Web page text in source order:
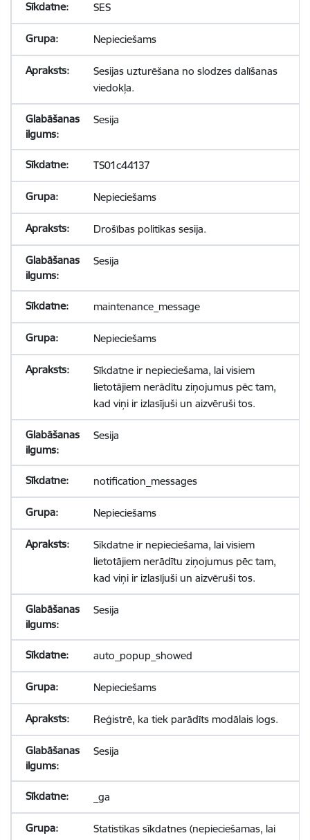
SES
Nepieciešams
Sesijas uzturēšana no slodzes dalīšanas
viedokļa.
Sesija
TS01c44137
Nepieciešams
Drošības politikas sesija.
Sesija
maintenance_message
Nepieciešams
Sīkdatne ir nepieciešama, lai visiem
lietotājiem nerādītu ziņojumus pēc tam,
kad viņi ir izlasījuši un aizvēruši tos.
Sesija
notification_messages
Nepieciešams
Sīkdatne ir nepieciešama, lai visiem
lietotājiem nerādītu ziņojumus pēc tam,
kad viņi ir izlasījuši un aizvēruši tos.
Sesija
auto_popup_showed
Nepieciešams
Reģistrē, ka tiek parādīts modālais logs.
Sesija
_ga
Statistikas sīkdatnes (nepieciešamas, lai